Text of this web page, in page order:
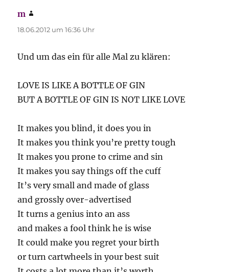
m
18.06.2012 um 16:36 Uhr
Und um das ein für alle Mal zu klären:
LOVE IS LIKE A BOTTLE OF GIN
BUT A BOTTLE OF GIN IS NOT LIKE LOVE
It makes you blind, it does you in
It makes you think you’re pretty tough
It makes you prone to crime and sin
It makes you say things off the cuff
It’s very small and made of glass
and grossly over-advertised
It turns a genius into an ass
and makes a fool think he is wise
It could make you regret your birth
or turn cartwheels in your best suit